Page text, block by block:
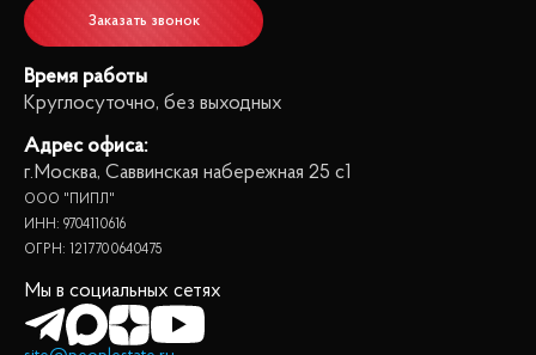
Заказать звонок
Время работы
Круглосуточно, без выходных
Адрес офиса:
г.Москва, Саввинская набережная 25 с1
ООО "ПИПЛ"
ИНН: 9704110616
ОГРН: 1217700640475
Мы в социальных сетях